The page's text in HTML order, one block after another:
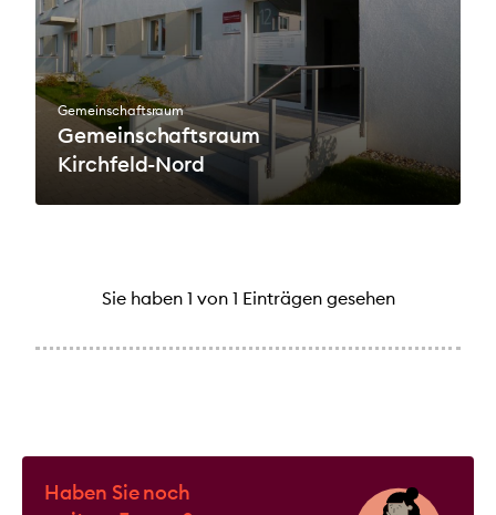
Gemeinschaftsraum
Gemeinschaftsraum
Kirchfeld-Nord
Sie haben 1 von 1 Einträgen gesehen
Haben Sie noch